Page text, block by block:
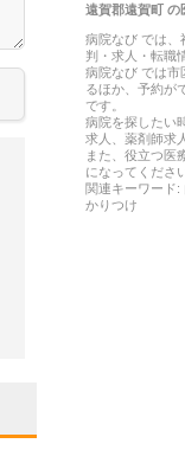
遠賀郡遠賀町の
病院なび では、
判・求人・転職
病院なび では市
るほか、予約が
です。
病院を探したい
求人、薬剤師求
また、役立つ医
になってくださ
関連キーワード:
かりつけ